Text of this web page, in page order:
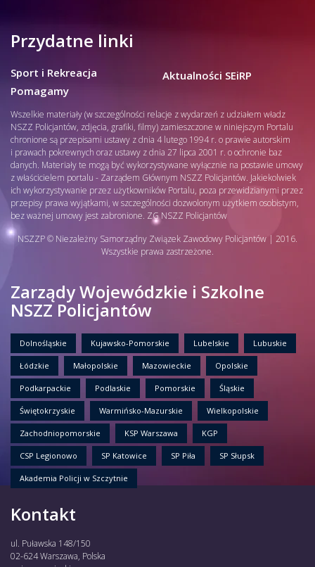
Przydatne linki
Sport i Rekreacja
Pomagamy
Aktualności SEiRP
Wszelkie materiały (w szczególności relacje z wydarzeń z udziałem władz
NSZZ Policjantów, zdjęcia, grafiki, filmy) zamieszczone w niniejszym Portalu
chronione są przepisami ustawy z dnia 4 lutego 1994 r. o prawie autorskim
i prawach pokrewnych oraz ustawy z dnia 27 lipca 2001 r. o ochronie baz
danych. Materiały te mogą być wykorzystywane wyłącznie na postawie umowy
z właścicielem portalu - Zarządem Głównym NSZZ Policjantów. Jakiekolwiek
ich wykorzystywanie przez użytkowników Portalu, poza przewidzianymi przez
przepisy prawa wyjątkami, w szczególności dozwolonym użytkiem osobistym,
bez ważnej umowy jest zabronione. ZG NSZZ Policjantów
NSZZP © Niezależny Samorządny Związek Zawodowy Policjantów | 2016.
Wszystkie prawa zastrzeżone.
Zarządy Wojewódzkie i Szkolne
NSZZ Policjantów
Dolnośląskie Kujawsko-Pomorskie Lubelskie Lubuskie
Łódzkie Małopolskie Mazowieckie Opolskie
Podkarpackie Podlaskie Pomorskie Śląskie
Świętokrzyskie Warmińsko-Mazurskie Wielkopolskie
Zachodniopomorskie KSP Warszawa KGP
CSP Legionowo SP Katowice SP Piła SP Słupsk
Akademia Policji w Szczytnie
Kontakt
ul. Puławska 148/150
02-624 Warszawa, Polska